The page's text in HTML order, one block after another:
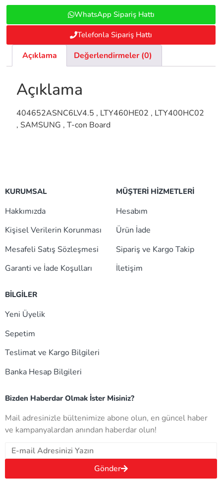
WhatsApp Sipariş Hattı
Telefonla Sipariş Hattı
Açıklama Değerlendirmeler (0)
Açıklama
404652ASNC6LV4.5 , LTY460HE02 , LTY400HC02
, SAMSUNG , T-con Board
KURUMSAL
Hakkımızda
Kişisel Verilerin Korunması
Mesafeli Satış Sözleşmesi
Garanti ve İade Koşulları
MÜŞTERİ HİZMETLERİ
Hesabım
Ürün İade
Sipariş ve Kargo Takip
İletişim
BİLGİLER
Yeni Üyelik
Sepetim
Teslimat ve Kargo Bilgileri
Banka Hesap Bilgileri
Bizden Haberdar Olmak İster Misiniz?
Mail adresinizle bültenimize abone olun, en güncel haber
ve kampanyalardan anından haberdar olun!
Gönder